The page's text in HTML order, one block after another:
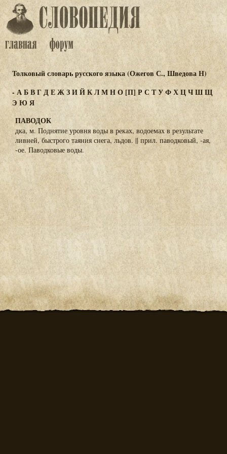
Толковый словарь русского языка (Ожегов С., Шведова Н)
-АБВГДЕЖЗИЙКЛМНО[П] Р С ТУФХЦЧШЩ
Э Ю Я
ПАВОДОК
дка, м. Поднятие уровня воды в реках, водоемах в результате
ливней, быстрого таяния снега, льдов. || прил. паводковый, -ая,
-ое. Паводковые воды.